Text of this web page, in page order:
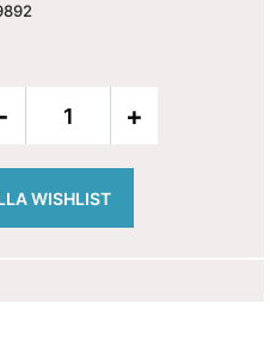
WISHLIST